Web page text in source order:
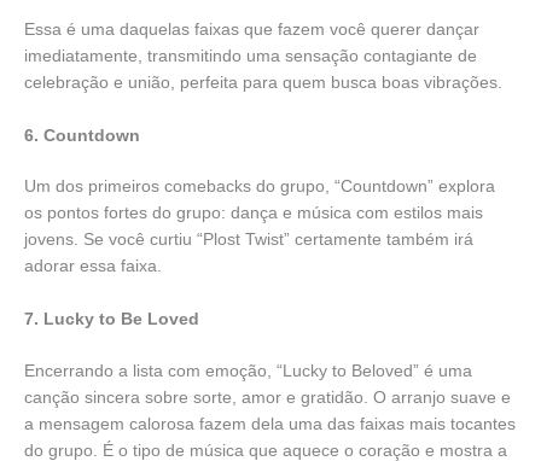
Essa é uma daquelas faixas que fazem você querer dançar
imediatamente, transmitindo uma sensação contagiante de
celebração e união, perfeita para quem busca boas vibrações.
6. Countdown
Um dos primeiros comebacks do grupo, “Countdown” explora
os pontos fortes do grupo: dança e música com estilos mais
jovens. Se você curtiu “Plost Twist” certamente também irá
adorar essa faixa.
7. Lucky to Be Loved
Encerrando a lista com emoção, “Lucky to Beloved” é uma
canção sincera sobre sorte, amor e gratidão. O arranjo suave e
a mensagem calorosa fazem dela uma das faixas mais tocantes
do grupo. É o tipo de música que aquece o coração e mostra a